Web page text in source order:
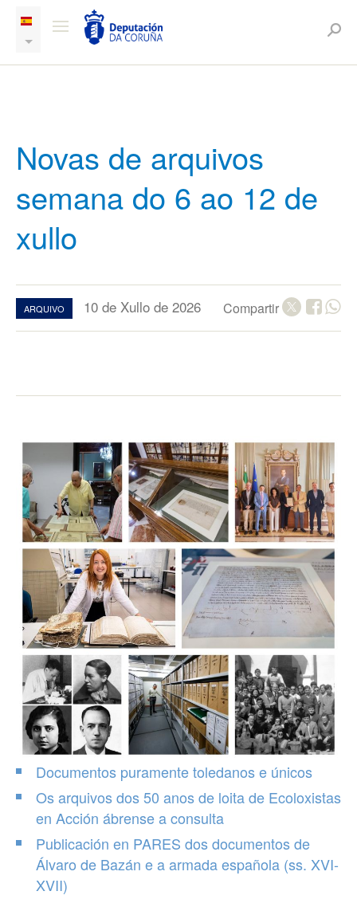
Novas de arquivos
semana do 6 ao 12 de
xullo
ARQUIVO 10 de Xullo de 2026 Compartir
Documentos puramente toledanos e únicos
Os arquivos dos 50 anos de loita de Ecoloxistas
en Acción ábrense a consulta
Publicación en PARES dos documentos de
Álvaro de Bazán e a armada española (ss. XVI-
XVII)